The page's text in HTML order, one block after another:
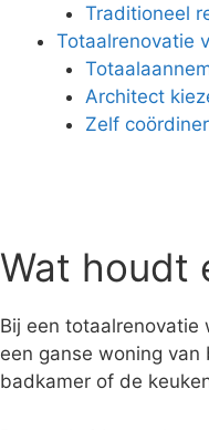
Traditioneel
Totaalrenovatie
Architect
Zelf
Wat houdt
Bij een
een ganse woning
badkamer of de